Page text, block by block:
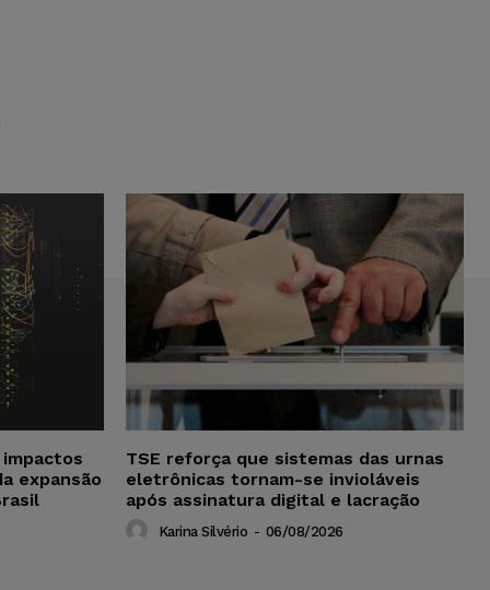
expansão
TSE reforça que sistemas das urnas
eletrônicas tornam-se invioláveis
após assinatura digital e lacração
Karina Silvério - 06/08/2026